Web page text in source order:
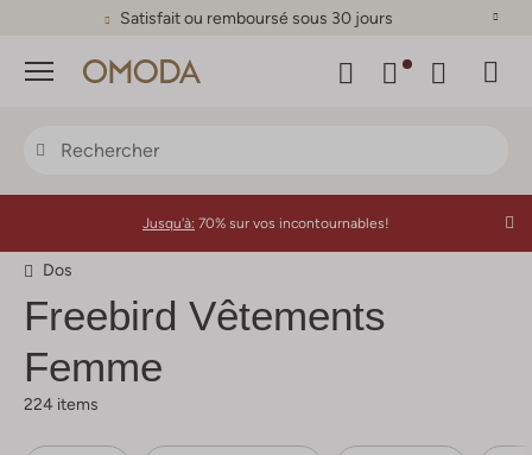
Satisfait ou remboursé sous 30 jours
Menu
Jusqu'à: 70% sur vos incontournables!
Dos
Freebird Vêtements
Femme
224 items